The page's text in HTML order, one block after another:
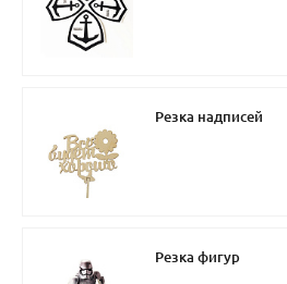
Резка надписей
Резка фигур